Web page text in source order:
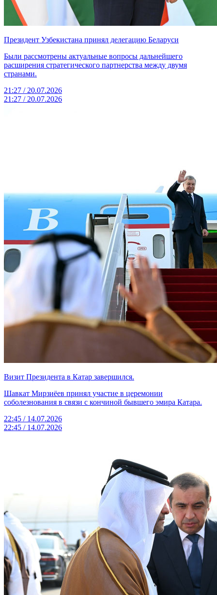
Президент Узбекистана принял делегацию Беларуси
Были рассмотрены актуальные вопросы дальнейшего
расширения стратегического партнерства между двумя
странами.
21:27 / 20.07.2026
21:27 / 20.07.2026
Визит Президента в Катар завершился.
Шавкат Мирзиёев принял участие в церемонии
соболезнования в связи с кончиной бывшего эмира Катара.
22:45 / 14.07.2026
22:45 / 14.07.2026